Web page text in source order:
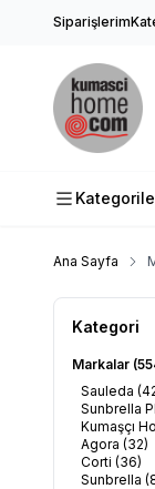
Siparişlerim
Ana Sayfa
Kategori
Markalar
Sauleda
Sunbrella
Kumaşçı
Agora (32)
Corti (36)
Sunbrella